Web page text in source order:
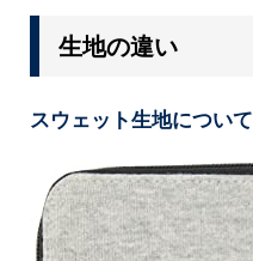
生地の違い
スウェット生地について